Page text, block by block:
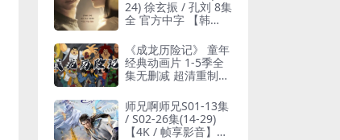
24) 徐玄振 / 孔刘 8集
全 官方中字 【韩
《成龙历险记》 童年
经典动画片 1-5季全
集无删减 超清重制版
师兄啊师兄S01-13集
/ S02-26集(14-29)
【4K / 帧享影音】附